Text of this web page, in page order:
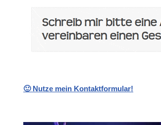
🙂 Nutze mein Kontaktformular!